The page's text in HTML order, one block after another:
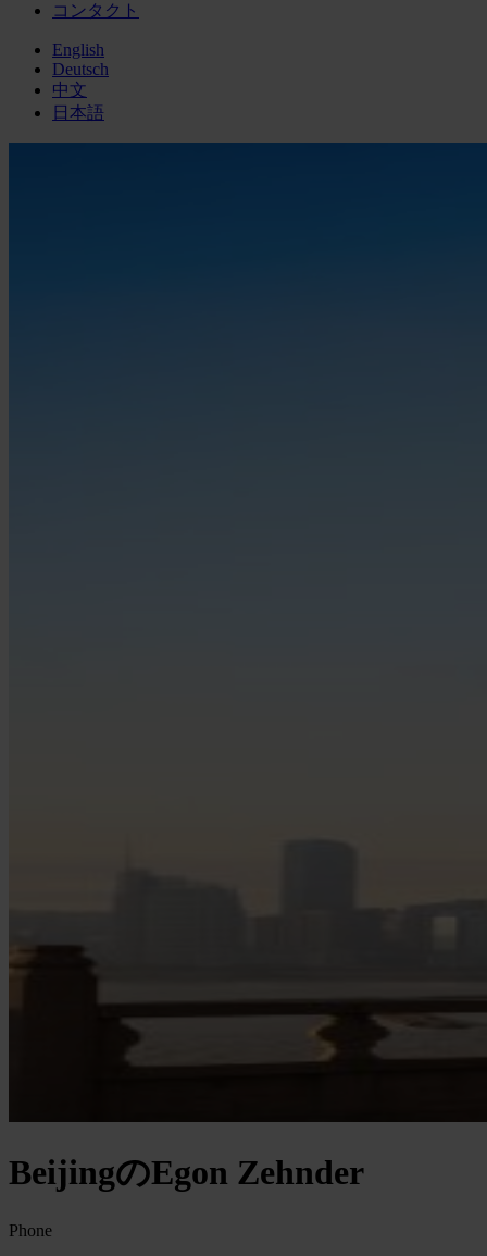
コンタクト
English
Deutsch
中文
日本語
BeijingのEgon Zehnder
Phone